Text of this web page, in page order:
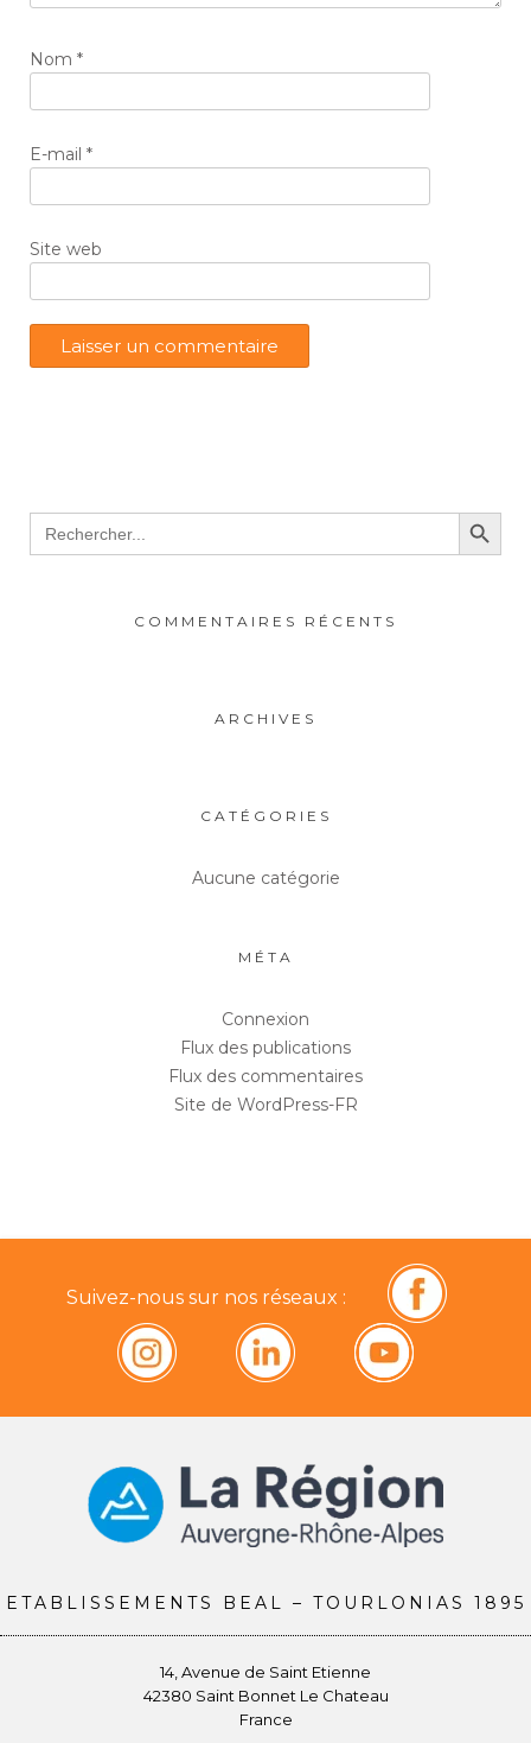
Nom *
E-mail *
Site web
Search
for:
Search Button
COMMENTAIRES RÉCENTS
ARCHIVES
CATÉGORIES
Aucune catégorie
MÉTA
Connexion
Flux des publications
Flux des commentaires
Site de WordPress-FR
Suivez-nous sur nos réseaux :
ETABLISSEMENTS BEAL – TOURLONIAS 1895
14, Avenue de Saint Etienne
42380 Saint Bonnet Le Chateau
France